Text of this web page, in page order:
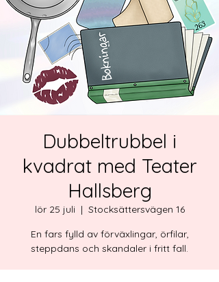
Dubbeltrubbel i
kvadrat med Teater
Hallsberg
lör 25 juli
  |
Stocksättersvägen 16
En fars fylld av förväxlingar, örfilar,
steppdans och skandaler i fritt fall.